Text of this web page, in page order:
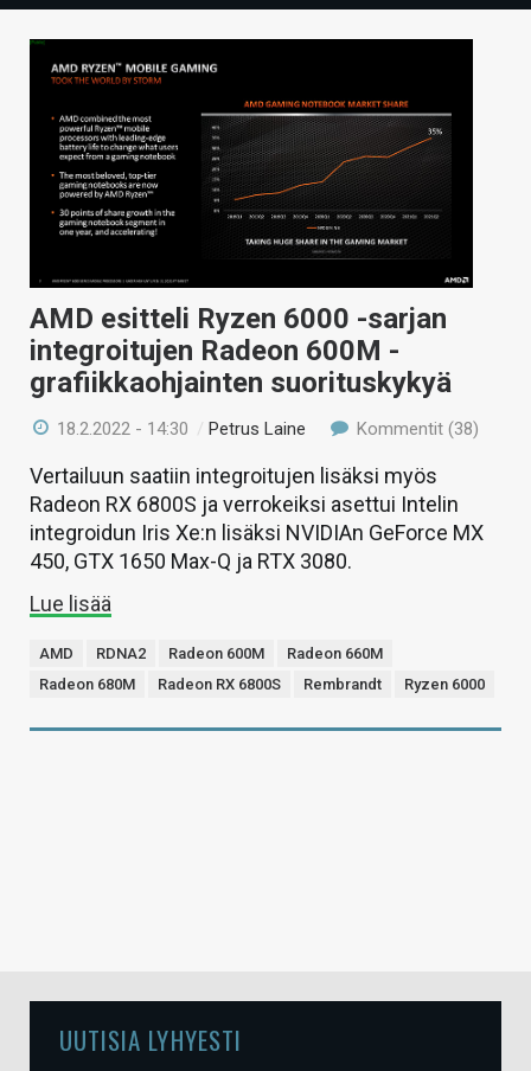
TECHBBS
TIETOA
HINTA.FI
KAUPPA
VAIHDA TEEMA
HAKU
AMD esitteli Ryzen 6000 -sarjan
integroitujen Radeon 600M -
grafiikkaohjainten suorituskykyä
18.2.2022 - 14:30 /Petrus Laine Kommentit (38)
Vertailuun saatiin integroitujen lisäksi myös
Radeon RX 6800S ja verrokeiksi asettui Intelin
integroidun Iris Xe:n lisäksi NVIDIAn GeForce MX
450, GTX 1650 Max-Q ja RTX 3080.
Lue lisää
AMD RDNA2 Radeon 600M
Radeon 660M
Radeon 680M
Radeon RX 6800S Rembrandt Ryzen 6000
UUTISIA LYHYESTI